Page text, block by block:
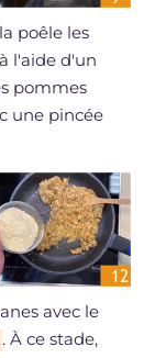
poêle les
l'aide d'un
pommes
une pincée
avec le
. À ce stade,